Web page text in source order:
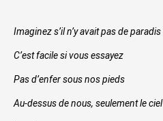
Imaginez s’il n’y avait pas de paradis
C’est facile si vous essayez
Pas d’enfer sous nos pieds
Au-dessus de nous, seulement le ciel